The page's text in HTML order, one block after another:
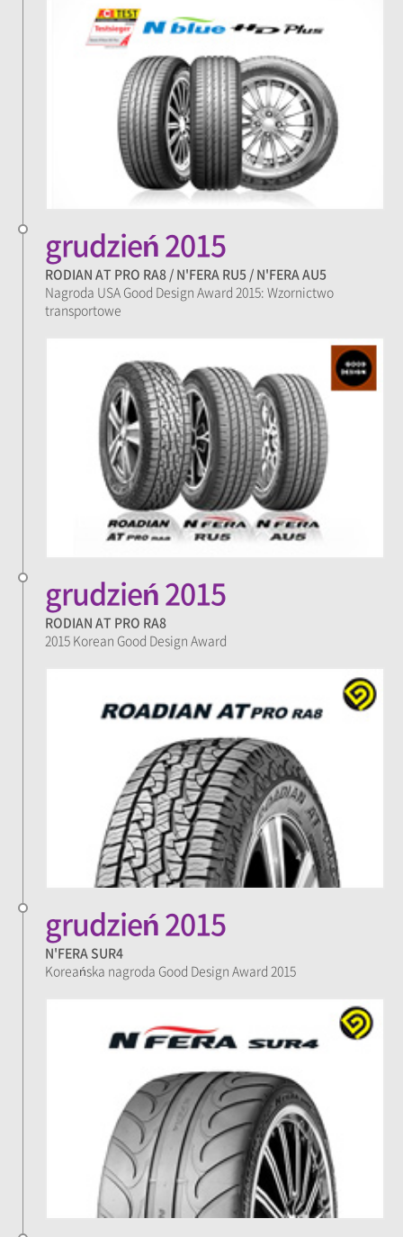
grudzień 2015
RODIAN AT PRO RA8 / N'FERA RU5 / N'FERA AU5
Nagroda USA Good Design Award 2015: Wzornictwo
transportowe
grudzień 2015
RODIAN AT PRO RA8
2015 Korean Good Design Award
grudzień 2015
N'FERA SUR4
Koreańska nagroda Good Design Award 2015